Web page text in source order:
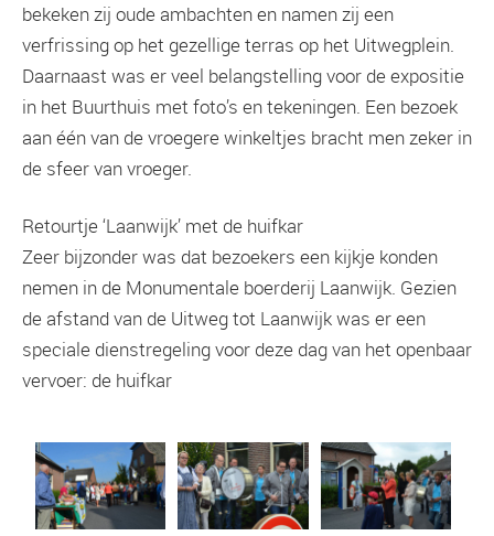
bekeken zij oude ambachten en namen zij een
verfrissing op het gezellige terras op het Uitwegplein.
Daarnaast was er veel belangstelling voor de expositie
in het Buurthuis met foto’s en tekeningen. Een bezoek
aan één van de vroegere winkeltjes bracht men zeker in
de sfeer van vroeger.
Retourtje ‘Laanwijk’ met de huifkar
Zeer bijzonder was dat bezoekers een kijkje konden
nemen in de Monumentale boerderij Laanwijk. Gezien
de afstand van de Uitweg tot Laanwijk was er een
speciale dienstregeling voor deze dag van het openbaar
vervoer: de huifkar